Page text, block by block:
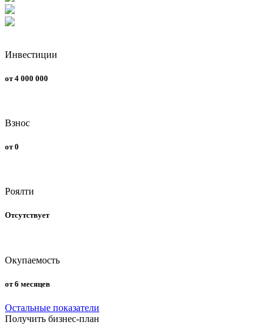
Инвестиции
от 4 000 000
Взнос
от 0
Роялти
Отсутствует
Окупаемость
от 6 месяцев
Остальные показатели
Получить бизнес-план